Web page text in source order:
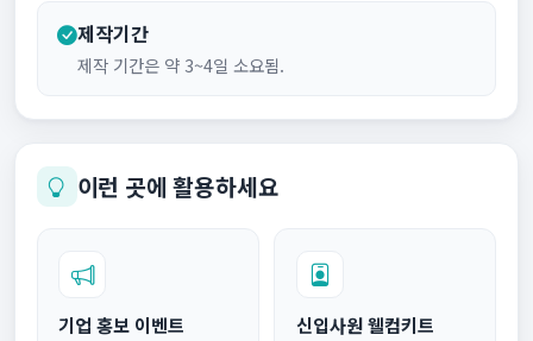
제작기간
제작 기간은 약 3~4일 소요됨.
이런 곳에 활용하세요
기업 홍보 이벤트 신입사원 웰컴키트